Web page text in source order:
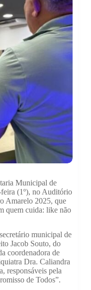
Municipal de
(1º), no Auditório
Amarelo 2025, que
quem cuida: like não
municipal de
Jacob Souto, do
coordenadora de
Dra. Caliandra
responsáveis pela
de Todos”.